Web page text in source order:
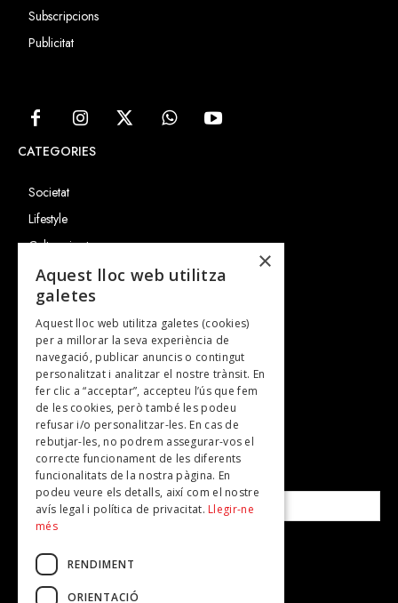
Subscripcions
Publicitat
CATEGORIES
Societat
Lifestyle
Cultura i art
Entrevistes
Gastronomia
TV
Plans per fer
Revistes
SUBSCRIU-TE A LA NOSTRA NEWSLETTER!
Correu electrònic*
Accepto lapolítica de privacitat
×
Aquest lloc web utilitza
galetes
Aquest lloc web utilitza galetes (cookies)
per a millorar la seva experiència de
navegació, publicar anuncis o contingut
personalitzat i analitzar el nostre trànsit. En
fer clic a “acceptar”, accepteu l’ús que fem
de les cookies, però també les podeu
refusar i/o personalitzar-les. En cas de
rebutjar-les, no podrem assegurar-vos el
correcte funcionament de les diferents
funcionalitats de la nostra pàgina. En
podeu veure els detalls, així com el nostre
avís legal i política de privacitat. Llegir-ne
més
RENDIMENT
ORIENTACIÓ